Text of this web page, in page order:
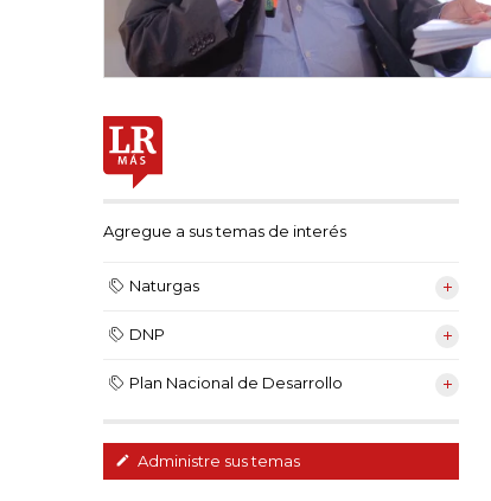
Agregue a sus temas de interés
Naturgas
DNP
Plan Nacional de Desarrollo
Administre sus temas